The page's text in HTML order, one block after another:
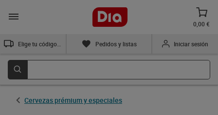
0,00 €
Pedidos y listas Iniciar sesión
Cervezas prémium y especiales